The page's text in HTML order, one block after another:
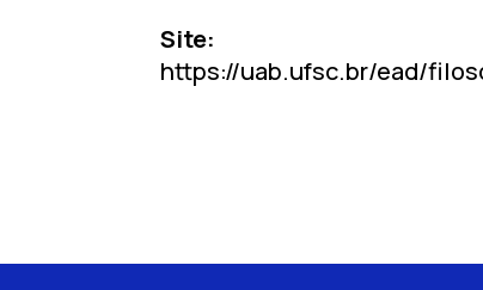
Site:
https://uab.ufsc.br/ead/